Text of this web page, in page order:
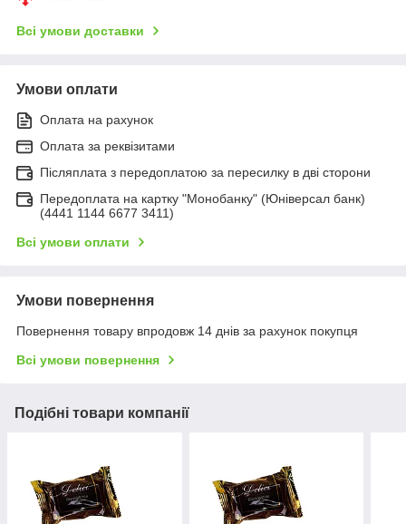
Всі умови доставки
Умови оплати
Оплата на рахунок
Оплата за реквізитами
Післяплата з передоплатою за пересилку в дві сторони
Передоплата на картку "Монобанку" (Юніверсал банк)
(4441 1144 6677 3411)
Всі умови оплати
Умови повернення
Повернення товару впродовж 14 днів за рахунок покупця
Всі умови повернення
Подібні товари компанії